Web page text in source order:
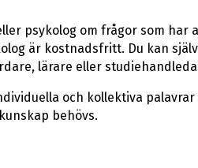
psykolog om frågor som har
är kostnadsfritt. Du kan
lärare eller
och kollektiva
behövs.